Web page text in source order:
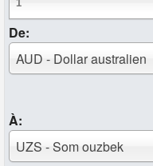
De:
AUD - Dollar australien
À:
UZS - Som ouzbek